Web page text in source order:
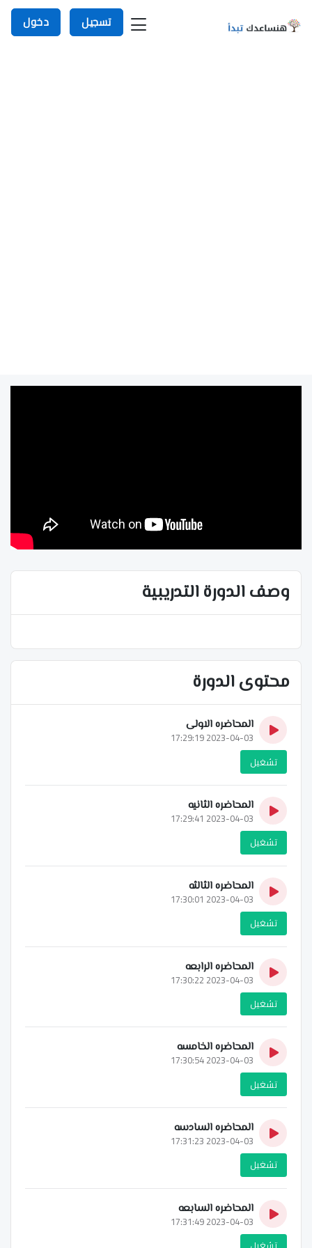
تسجيل دخول
وصف الدورة التدريبية
محتوى الدورة
المحاضره الاولى
2023-04-03 17:29:19
تشغيل
المحاضره الثانيه
2023-04-03 17:29:41
تشغيل
المحاضره الثالثه
2023-04-03 17:30:01
تشغيل
المحاضره الرابعه
2023-04-03 17:30:22
تشغيل
المحاضره الخامسه
2023-04-03 17:30:54
تشغيل
المحاضره السادسه
2023-04-03 17:31:23
تشغيل
المحاضره السابعه
2023-04-03 17:31:49